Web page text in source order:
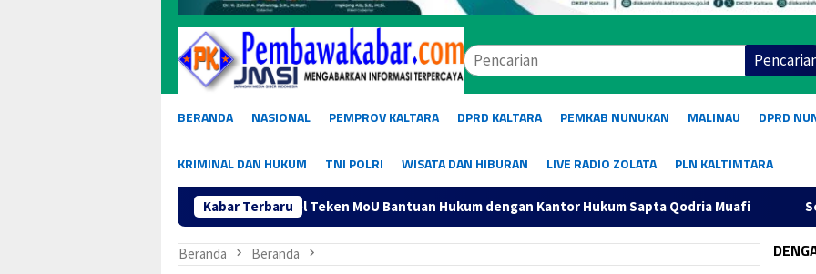
BERANDA NASIONAL PEMPROV KALTARA DPRD KALTARA PEMKAB NUNUKAN MALINAU DPRD
KRIMINAL DAN HUKUM TNI POLRI WISATA DAN HIBURAN LIVE RADIO ZOLATA PLN KALTIMTARA
Kabar Terbaru
Pers, JMSI Babel Teken MoU Bantuan Hukum dengan Kantor Hukum Sapta Qodria Muafi Sekprov Instruksikan
Beranda Beranda